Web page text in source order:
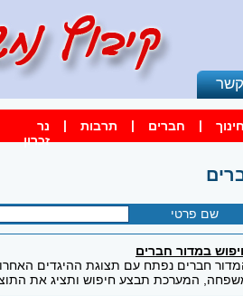
חינוך | חברים | תרבות |
נר
זכרון
שם פרטי
במדור חברים
חברים נפתח עם תצוגת ההיגדים
המערכת תבצע חיפוש ותציג את